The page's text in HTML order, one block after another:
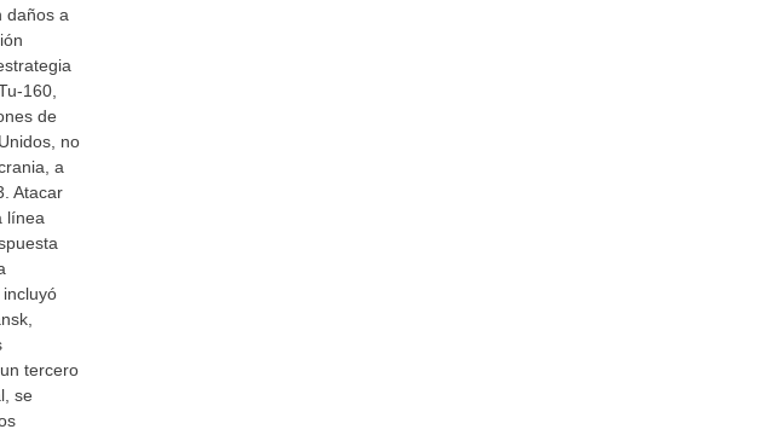
daños a
160,
de
no
a
Atacar
línea
tercero
se